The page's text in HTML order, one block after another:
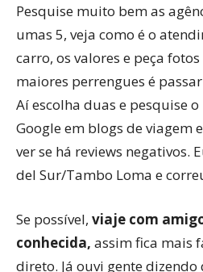
Pesquise muito bem as
umas 5, veja como é o
carro, os valores e peça
maiores perrengues é
Aí escolha duas e pesquise
Google em blogs de viagem
ver se há reviews negativos.
del Sur/Tambo Loma e
Se possível, viaje com
conhecida, assim fica mais
direto. Já ouvi gente dizendo